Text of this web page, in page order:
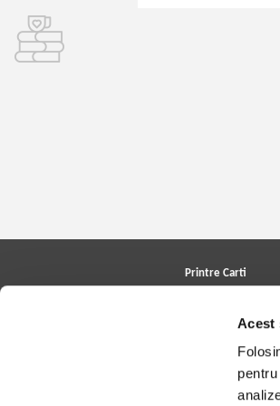
Acest
Printre Carti
Cele mai căutate cărți
Cărţi sub 5 lei